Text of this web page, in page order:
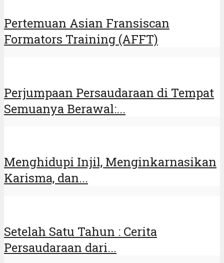
Pertemuan Asian Fransiscan
Formators Training (AFFT)
Perjumpaan Persaudaraan di Tempat
Semuanya Berawal:...
Menghidupi Injil, Menginkarnasikan
Karisma, dan...
Setelah Satu Tahun : Cerita
Persaudaraan dari...